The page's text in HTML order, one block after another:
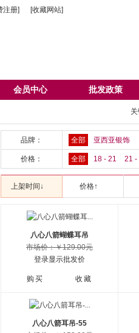
注册] [收藏网站]
会员中心 批发政策
品牌： 全部 亚西亚银饰
价格： 全部 18 - 21 21 -
上架时间↓ 价格↑
八心八箭蝴蝶耳吊
市场价：￥129.00元
登录显示批发价
购买 收藏
八心八箭耳吊-55